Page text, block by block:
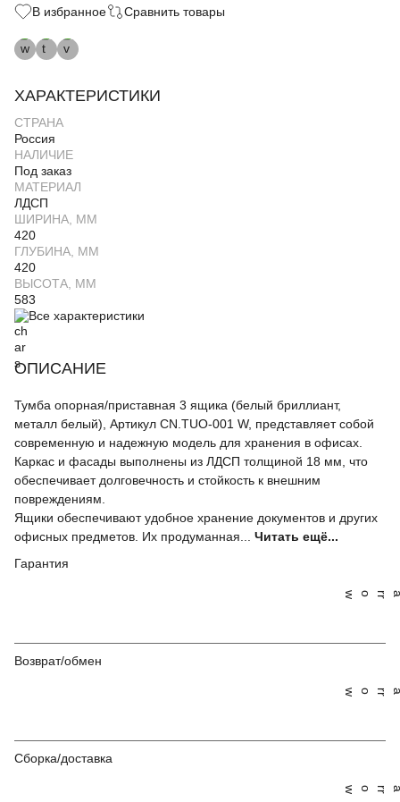
В избранное Сравнить товары
ХАРАКТЕРИСТИКИ
СТРАНА
Россия
НАЛИЧИЕ
Под заказ
МАТЕРИАЛ
ЛДСП
ШИРИНА, ММ
420
ГЛУБИНА, ММ
420
ВЫСОТА, ММ
583
Все характеристики
ОПИСАНИЕ
Тумба опорная/приставная 3 ящика (белый бриллиант,
металл белый), Артикул CN.TUO-001 W, представляет собой
современную и надежную модель для хранения в офисах.
Каркас и фасады выполнены из ЛДСП толщиной 18 мм, что
обеспечивает долговечность и стойкость к внешним
повреждениям.
Ящики обеспечивают удобное хранение документов и других
офисных предметов. Их продуманная... Читать ещё...
Гарантия
Возврат/обмен
Сборка/доставка